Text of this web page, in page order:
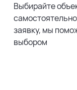
Выбирайте
заявку, мы
выбором